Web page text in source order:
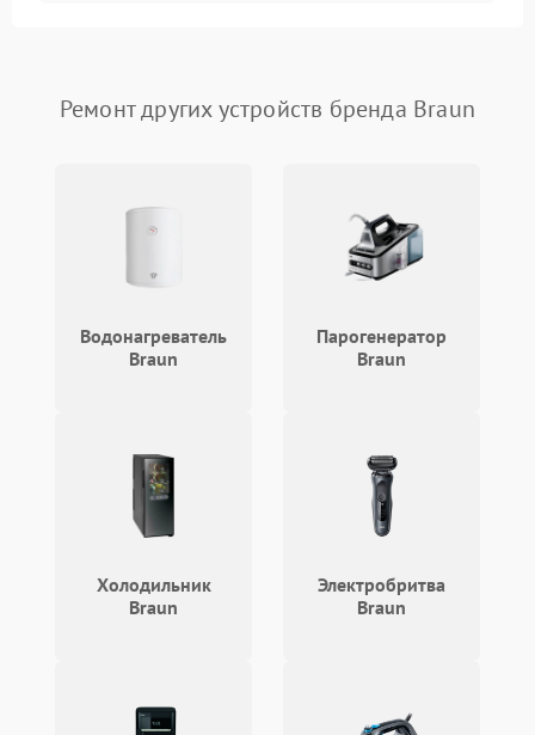
Ремонт других устройств бренда Braun
Водонагреватель
Braun
Парогенератор
Braun
Холодильник
Braun
Электробритва
Braun